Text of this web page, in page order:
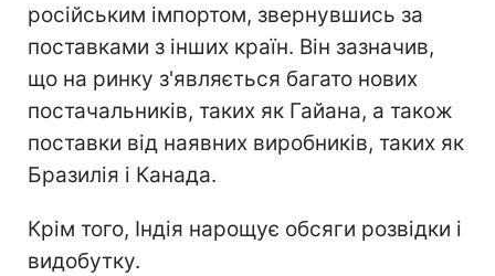
російським імпортом, звернувшись за
поставками з інших країн. Він зазначив,
що на ринку з'являється багато нових
постачальників, таких як Гайана, а також
поставки від наявних виробників, таких як
Бразилія і Канада.
Крім того, Індія нарощує обсяги розвідки і
видобутку.